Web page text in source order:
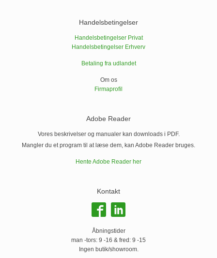
Handelsbetingelser
Handelsbetingelser Privat
Handelsbetingelser Erhverv
Betaling fra udlandet
Om os
Firmaprofil
Adobe Reader
Vores beskrivelser og manualer kan downloads i PDF.
Mangler du et program til at læse dem, kan Adobe Reader bruges.
Hente Adobe Reader her
Kontakt
Åbningstider
man -tors: 9 -16 & fred: 9 -15
Ingen butik/showroom.